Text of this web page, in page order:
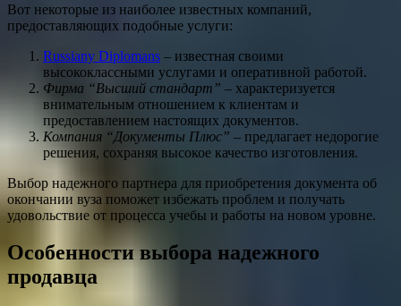
Вот некоторые из наиболее известных компаний,
предоставляющих подобные услуги:
Russiany Diplomans – известная своими
высококлассными услугами и оперативной работой.
Фирма “Высший стандарт” – характеризуется
внимательным отношением к клиентам и
предоставлением настоящих документов.
Компания “Документы Плюс” – предлагает недорогие
решения, сохраняя высокое качество изготовления.
Выбор надежного партнера для приобретения документа об
окончании вуза поможет избежать проблем и получать
удовольствие от процесса учебы и работы на новом уровне.
Особенности выбора надежного
продавца